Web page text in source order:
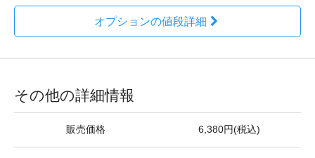
オプションの値段詳細
その他の詳細情報
販売価格 6,380円(税込)